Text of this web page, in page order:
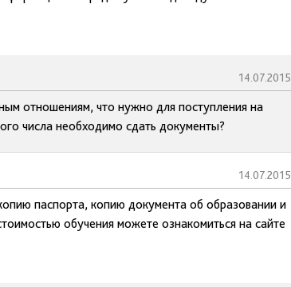
14.07.2015
отношениям, что нужно для поступления на
числа необходимо сдать документы?
14.07.2015
паспорта, копию документа об образовании и
обучения можете ознакомиться на сайте